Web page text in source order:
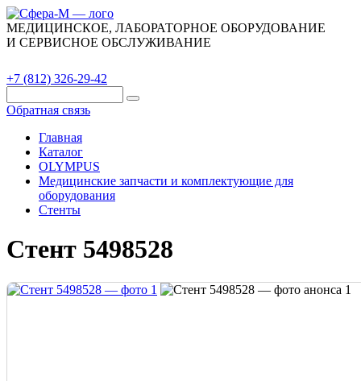
МЕДИЦИНСКОЕ, ЛАБОРАТОРНОЕ ОБОРУДОВАНИЕ
И СЕРВИСНОЕ ОБСЛУЖИВАНИЕ
+7 (812) 326-29-42
Обратная связь
Главная
Каталог
OLYMPUS
Медицинские запчасти и комплектующие для
оборудования
Стенты
Стент 5498528